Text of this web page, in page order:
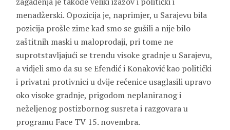
menadžerski. Opozicija je, naprimjer, u Sarajevu bila
pozicija prošle zime kad smo se gušili a nije bilo
zaštitnih maski u maloprodaji, pri tome ne
suprotstavljajući se trendu visoke gradnje u Sarajevu,
a vidjeli smo da su se Efendić i Konaković kao politički
i privatni protivnici u dvije rečenice usaglasili upravo
oko visoke gradnje, prigodom neplaniranog i
neželjenog postizbornog susreta i razgovara u
programu Face TV 15. novembra.